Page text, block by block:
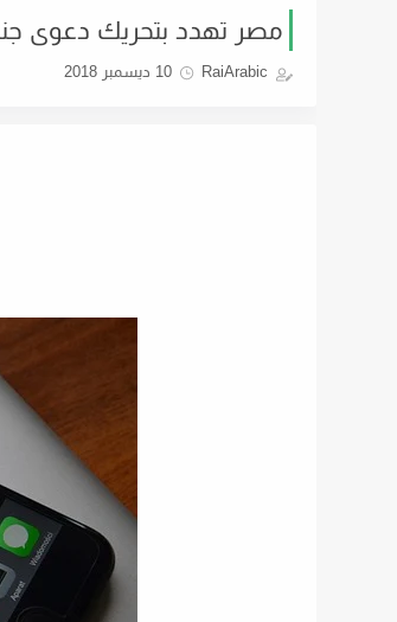
مصر تهدد بتحريك دعوى
RaiArabic 10 ديسمبر 2018